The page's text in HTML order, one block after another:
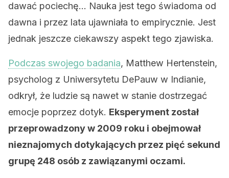
dawać pociechę… Nauka jest tego świadoma od
dawna i przez lata ujawniała to empirycznie. Jest
jednak jeszcze ciekawszy aspekt tego zjawiska.
Podczas swojego badania, Matthew Hertenstein,
psycholog z Uniwersytetu DePauw w Indianie,
odkrył, że ludzie są nawet w stanie dostrzegać
emocje poprzez dotyk. Eksperyment został
przeprowadzony w 2009 roku i obejmował
nieznajomych dotykających przez pięć sekund
grupę 248 osób z zawiązanymi oczami.